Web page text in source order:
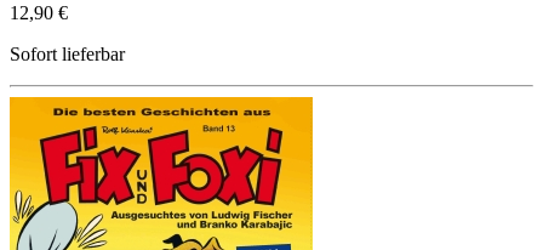
12,90 €
Sofort lieferbar